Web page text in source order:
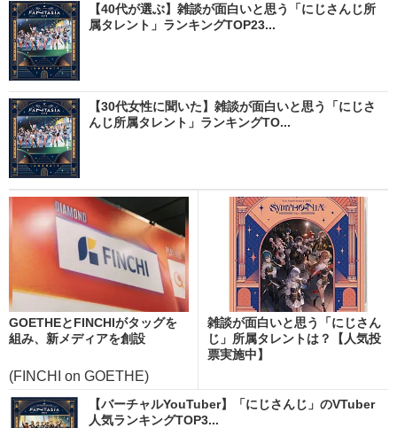
【40代が選ぶ】雑談が面白いと思う「にじさんじ所
属タレント」ランキングTOP23...
【30代女性に聞いた】雑談が面白いと思う「にじさ
んじ所属タレント」ランキングTO...
GOETHEとFINCHIがタッグを
組み、新メディアを創設
(FINCHI on GOETHE)
雑談が面白いと思う「にじさん
じ」所属タレントは？【人気投
票実施中】
【バーチャルYouTuber】「にじさんじ」のVTuber
人気ランキングTOP3...